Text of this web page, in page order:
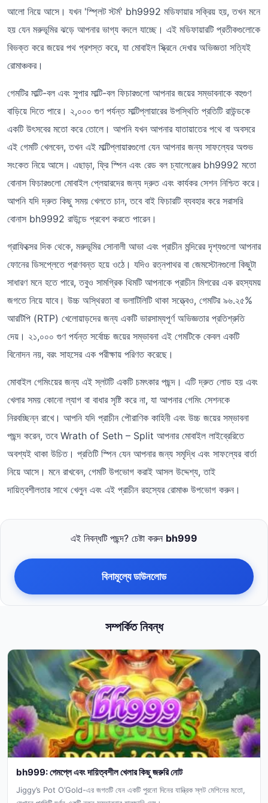
আলো নিয়ে আসে। যখন 'স্প্লিট স্টর্ম' bh9992 মডিফায়ার সক্রিয় হয়, তখন মনে
হয় যেন মরুভূমির ঝড়ে আপনার ভাগ্য বদলে যাচ্ছে। এই মডিফায়ারটি প্রতীকগুলোকে
বিভক্ত করে জয়ের পথ প্রশস্ত করে, যা মোবাইল স্ক্রিনে দেখার অভিজ্ঞতা সত্যিই
রোমাঞ্চকর।
গেমটির মাল্টি-বল এবং সুপার মাল্টি-বল ফিচারগুলো আপনার জয়ের সম্ভাবনাকে বহুগুণ
বাড়িয়ে দিতে পারে। ২,০০০ গুণ পর্যন্ত মাল্টিপ্লায়ারের উপস্থিতি প্রতিটি রাউন্ডকে
একটি উৎসবের মতো করে তোলে। আপনি যখন আপনার যাতায়াতের পথে বা অবসরে
এই গেমটি খেলবেন, তখন এই মাল্টিপ্লায়ারগুলো যেন আপনার জন্য সাফল্যের অশুভ
সংকেত নিয়ে আসে। এছাড়া, ফ্রি স্পিন এবং রেড বল চ্যালেঞ্জের bh9992 মতো
বোনাস ফিচারগুলো মোবাইল প্লেয়ারদের জন্য দ্রুত এবং কার্যকর সেশন নিশ্চিত করে।
আপনি যদি দ্রুত কিছু সময় খেলতে চান, তবে বাই ফিচারটি ব্যবহার করে সরাসরি
বোনাস bh9992 রাউন্ডে প্রবেশ করতে পারেন।
গ্রাফিক্সের দিক থেকে, মরুভূমির সোনালী আভা এবং প্রাচীন মন্দিরের দৃশ্যগুলো আপনার
ফোনের ডিসপ্লেতে প্রাণবন্ত হয়ে ওঠে। যদিও রত্নপাথর বা জেমস্টোনগুলো কিছুটা
সাধারণ মনে হতে পারে, তবুও সামগ্রিক থিমটি আপনাকে প্রাচীন মিশরের এক রহস্যময়
জগতে নিয়ে যাবে। উচ্চ অস্থিরতা বা ভলাটিলিটি থাকা সত্ত্বেও, গেমটির ৯৬.২৫%
আরটিপি (RTP) খেলোয়াড়দের জন্য একটি ভারসাম্যপূর্ণ অভিজ্ঞতার প্রতিশ্রুতি
দেয়। ২১,০০০ গুণ পর্যন্ত সর্বোচ্চ জয়ের সম্ভাবনা এই গেমটিকে কেবল একটি
বিনোদন নয়, বরং সাহসের এক পরীক্ষায় পরিণত করেছে।
মোবাইল গেমিংয়ের জন্য এই স্লটটি একটি চমৎকার পছন্দ। এটি দ্রুত লোড হয় এবং
খেলার সময় কোনো ল্যাগ বা বাধার সৃষ্টি করে না, যা আপনার গেমিং সেশনকে
নিরবচ্ছিন্ন রাখে। আপনি যদি প্রাচীন পৌরাণিক কাহিনী এবং উচ্চ জয়ের সম্ভাবনা
পছন্দ করেন, তবে Wrath of Seth – Split আপনার মোবাইল লাইব্রেরিতে
অবশ্যই থাকা উচিত। প্রতিটি স্পিন যেন আপনার জন্য সমৃদ্ধি এবং সাফল্যের বার্তা
নিয়ে আসে। মনে রাখবেন, গেমটি উপভোগ করাই আসল উদ্দেশ্য, তাই
দায়িত্বশীলতার সাথে খেলুন এবং এই প্রাচীন রহস্যের রোমাঞ্চ উপভোগ করুন।
এই নিবন্ধটি পছন্দ? চেষ্টা করুন bh999
বিনামূল্যে ডাউনলোড
সম্পর্কিত নিবন্ধ
bh999: গেমপ্লে এবং দায়িত্বশীল খেলার কিছু জরুরি নোট
Jiggy’s Pot O’Gold-এর জগতটি যেন একটি পুরনো দিনের যান্ত্রিক স্লট মেশিনের মতো,